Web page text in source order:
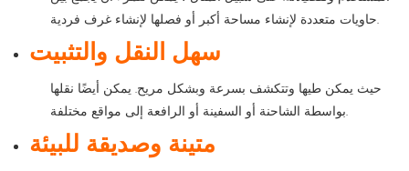
حاويات متعددة لإنشاء مساحة أكبر أو فصلها لإنشاء غرف فردية.
سهل النقل والتثبيت
حيث يمكن طيها وتتكشف بسرعة وبشكل مريح. يمكن أيضًا نقلها
بواسطة الشاحنة أو السفينة أو الرافعة إلى مواقع مختلفة.
متينة وصديقة للبيئة